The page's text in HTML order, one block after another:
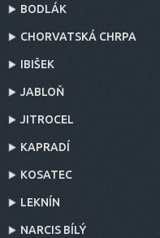
BODLÁK
CHORVATSKÁ CHRPA
IBIŠEK
JABLOŇ
JITROCEL
KAPRADÍ
KOSATEC
LEKNÍN
NARCIS BÍLÝ